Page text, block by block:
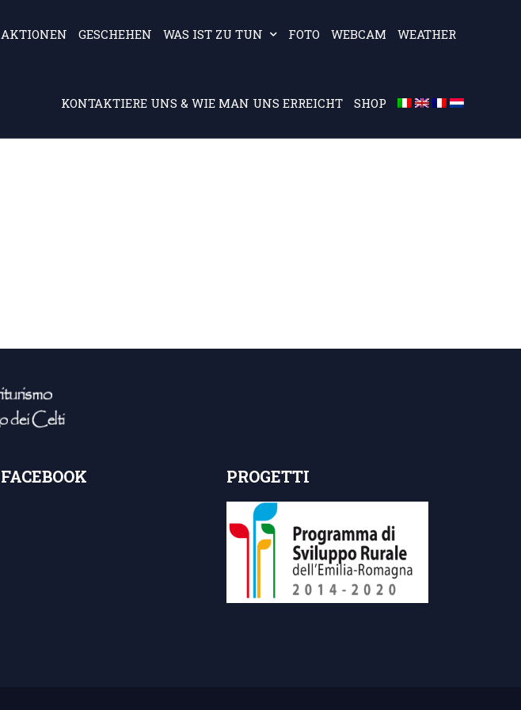
AKTIONEN GESCHEHEN WAS IST ZU TUN FOTO WEBCAM WEATHER
KONTAKTIERE UNS & WIE MAN UNS ERREICHT SHOP
FACEBOOK PROGETTI